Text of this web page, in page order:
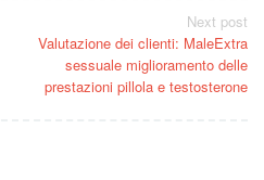
Next post
Valutazione dei clienti: MaleExtra
sessuale miglioramento delle
prestazioni pillola e testosterone